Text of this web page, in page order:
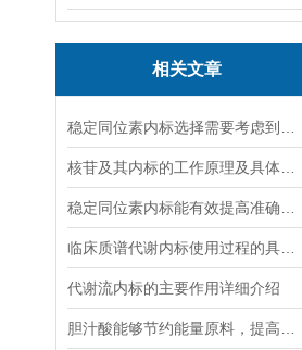
相关文章
代谢流内标的主要作用详细介绍